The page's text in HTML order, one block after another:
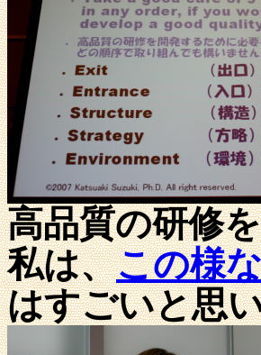
高品質の研修
私は、この様
はすごいと思